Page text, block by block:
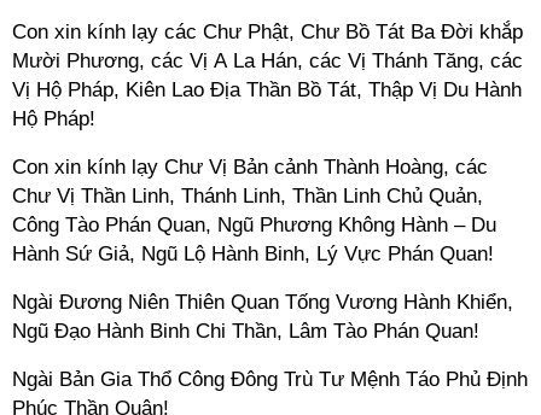
Con xin kính lạy các Chư Phật, Chư Bồ Tát Ba Đời khắp
Mười Phương, các Vị A La Hán, các Vị Thánh Tăng, các
Vị Hộ Pháp, Kiên Lao Địa Thần Bồ Tát, Thập Vị Du Hành
Hộ Pháp!
Con xin kính lạy Chư Vị Bản cảnh Thành Hoàng, các
Chư Vị Thần Linh, Thánh Linh, Thần Linh Chủ Quản,
Công Tào Phán Quan, Ngũ Phương Không Hành – Du
Hành Sứ Giả, Ngũ Lộ Hành Binh, Lý Vực Phán Quan!
Ngài Đương Niên Thiên Quan Tống Vương Hành Khiển,
Ngũ Đạo Hành Binh Chi Thần, Lâm Tào Phán Quan!
Ngài Bản Gia Thổ Công Đông Trù Tư Mệnh Táo Phủ Định
Phúc Thần Quân!